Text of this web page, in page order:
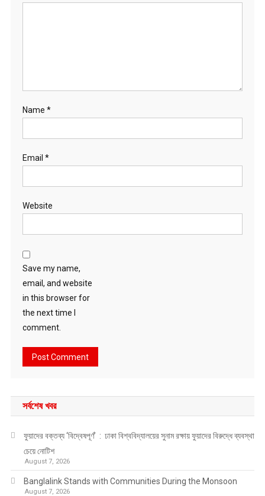
Name *
Email *
Website
Save my name,
email, and website
in this browser for
the next time I
comment.
সর্বশেষ খবর
ফুয়াদের বক্তব্য ‘বিদ্বেষপূর্ণ’ : ঢাকা বিশ্ববিদ্যালয়ের সুনাম রক্ষায় ফুয়াদের বিরুদ্ধে ব্যবস্থা
চেয়ে নোটিশ
August 7, 2026
Banglalink Stands with Communities During the Monsoon
August 7, 2026